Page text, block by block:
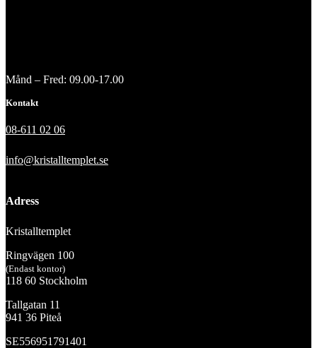
Månd – Fred: 09.00-17.00
Kontakt
08-611 02 06
info@kristalltemplet.se
Adress
Kristalltemplet
Ringvägen 100
(Endast kontor)
118 60 Stockholm
Tallgatan 11
941 36 Piteå
SE556951791401